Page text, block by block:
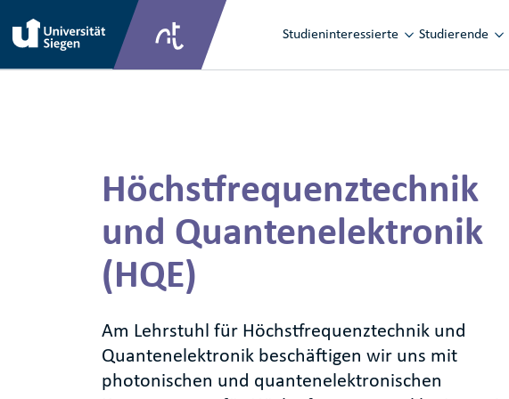
Main navigation
Studieninteressierte Studierende
Höchstfrequenztechnik
und Quantenelektronik
(HQE)
Am Lehrstuhl für Höchstfrequenztechnik und
Quantenelektronik beschäftigen wir uns mit
photonischen und quantenelektronischen